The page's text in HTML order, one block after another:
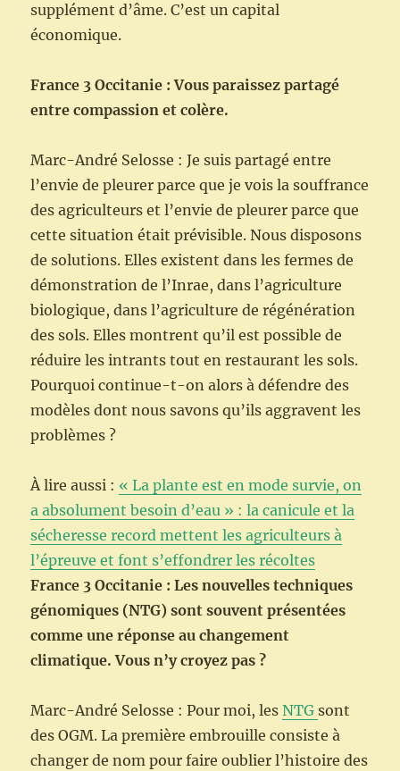
supplément d’âme. C’est un capital
économique.
France 3 Occitanie : Vous paraissez partagé
entre compassion et colère.
Marc-André Selosse : Je suis partagé entre
l’envie de pleurer parce que je vois la souffrance
des agriculteurs et l’envie de pleurer parce que
cette situation était prévisible. Nous disposons
de solutions. Elles existent dans les fermes de
démonstration de l’Inrae, dans l’agriculture
biologique, dans l’agriculture de régénération
des sols. Elles montrent qu’il est possible de
réduire les intrants tout en restaurant les sols.
Pourquoi continue-t-on alors à défendre des
modèles dont nous savons qu’ils aggravent les
problèmes ?
À lire aussi : « La plante est en mode survie, on
a absolument besoin d’eau » : la canicule et la
sécheresse record mettent les agriculteurs à
l’épreuve et font s’effondrer les récoltes
France 3 Occitanie : Les nouvelles techniques
génomiques (NTG) sont souvent présentées
comme une réponse au changement
climatique. Vous n’y croyez pas ?
Marc-André Selosse : Pour moi, lesNTGsont
des OGM. La première embrouille consiste à
changer de nom pour faire oublier l’histoire des